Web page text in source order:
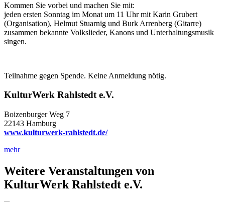
Kommen Sie vorbei und machen Sie mit:
jeden ersten Sonntag im Monat um 11 Uhr mit Karin Grubert
(Organisation), Helmut Stuarnig und Burk Arrenberg (Gitarre)
zusammen bekannte Volkslieder, Kanons und Unterhaltungsmusik
singen.
Teilnahme gegen Spende. Keine Anmeldung nötig.
KulturWerk Rahlstedt e.V.
Boizenburger Weg 7
22143 Hamburg
www.kulturwerk-rahlstedt.de/
mehr
Weitere Veranstaltungen von
KulturWerk Rahlstedt e.V.